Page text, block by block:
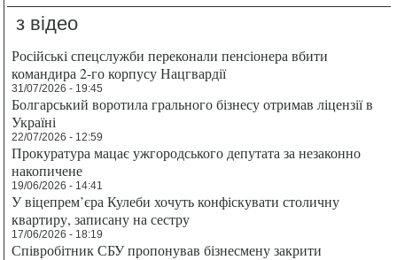
з відео
Російські спецслужби переконали пенсіонера вбити
командира 2-го корпусу Нацгвардії
31/07/2026 - 19:45
Болгарський воротила грального бізнесу отримав ліцензії в
Україні
22/07/2026 - 12:59
Прокуратура мацає ужгородського депутата за незаконно
накопичене
19/06/2026 - 14:41
У віцепрем’єра Кулеби хочуть конфіскувати столичну
квартиру, записану на сестру
17/06/2026 - 18:19
Співробітник СБУ пропонував бізнесмену закрити